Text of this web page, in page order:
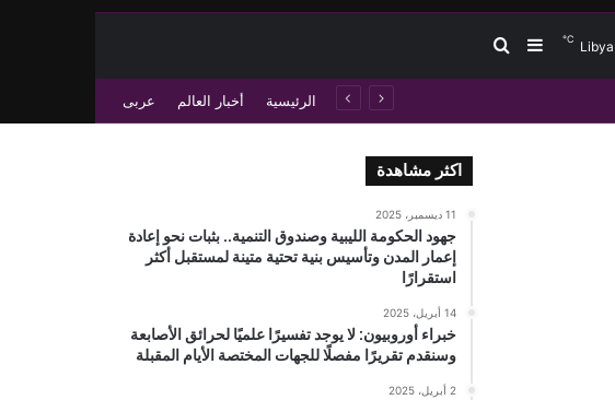
Libya
℃ إضافة عمود جانبي
بحث عن
الرئيسية أخبار العالم عربى
اكثر مشاهدة
11 ديسمبر، 2025
جهود الحكومة الليبية وصندوق التنمية.. بثبات نحو إعادة
إعمار المدن وتأسيس بنية تحتية متينة لمستقبل أكثر
استقرارًا
14 أبريل، 2025
خبراء أوروبيون: لا يوجد تفسيرًا علميًا لحرائق الأصابعة
وسنقدم تقريرًا مفصلًا للجهات المختصة الأيام المقبلة
2 أبريل، 2025